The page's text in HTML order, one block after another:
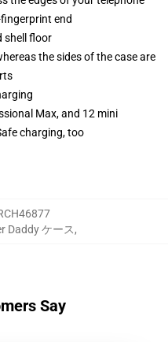
end
shell floor
the sides of the case are
Max, and 12 mini
charging, too
Daddy ケース,
Say